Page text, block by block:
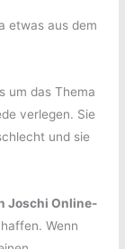
etwas aus dem
um das Thema
verlegen. Sie
und sie
Joschi Online-
Wenn